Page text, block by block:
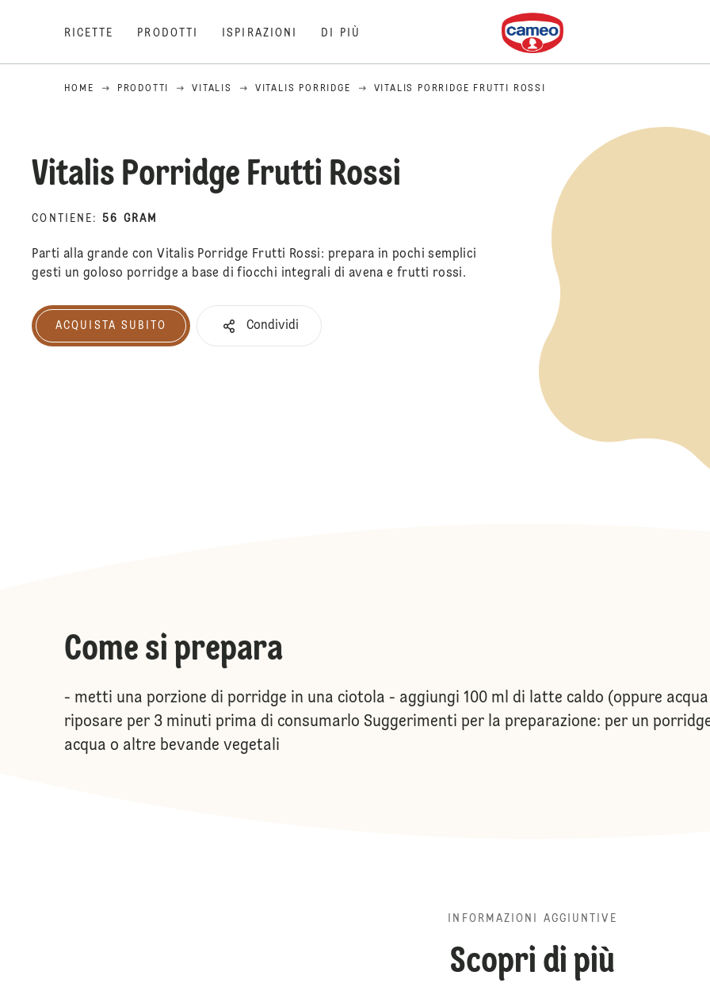
RICETTE PRODOTTI ISPIRAZIONI DI PIÙ
Dr. Oetker
HOME PRODOTTI VITALIS VITALIS PORRIDGE VITALIS PORRIDGE FRUTTI ROSSI
Vitalis Porridge Frutti Rossi
CONTIENE : 56 GRAM
Parti alla grande con Vitalis Porridge Frutti Rossi: prepara in pochi semplici
gesti un goloso porridge a base di fiocchi integrali di avena e frutti rossi.
Acquista subito
ACQUISTA SUBITO Condividi
Come si prepara
- metti una porzione di porridge in una ciotola - aggiungi 100 ml di latte caldo (oppure
riposare per 3 minuti prima di consumarlo Suggerimenti per la preparazione: per un
acqua o altre bevande vegetali
INFORMAZIONI AGGIUNTIVE
Scopri di più